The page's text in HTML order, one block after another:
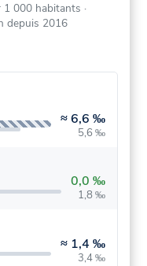
1 000 habitants ·
depuis 2016
≈6,6 ‰
5,6 ‰
0,0 ‰
1,8 ‰
≈ 1,4 ‰
3,4 ‰